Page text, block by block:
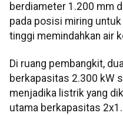
berdiameter 1.200 mm
pada posisi miring
tinggi memindahkan air
Di ruang pembangkit,
berkapasitas 2.300 kW
menjadika listrik yang
utama berkapasitas